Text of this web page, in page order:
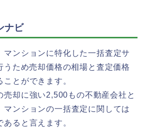
ナビ
マンションに特化した一括査定サ
うため売却価格の相場と査定価格
とができます。
売却に強い2,500もの不動産会社と
マンションの一括査定に関しては
ると言えます。